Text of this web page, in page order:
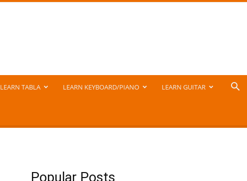
LEARN TABLA LEARN KEYBOARD/PIANO LEARN GUITAR
Popular Posts